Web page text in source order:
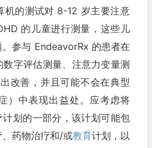
机的测试对 8-12 岁主要注意
的儿童进行测量，这些儿
参与 EndeavorRx 的患者在
字评估测量、注意力变量测
改善，并且可能不会在典型
）中表现出益处。应考虑将
划的一部分，该计划可能包
药物治疗和/或教育计划，以